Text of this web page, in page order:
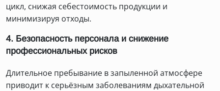
цикл, снижая себестоимость продукции и
минимизируя отходы.
4. Безопасность персонала и снижение
профессиональных рисков
Длительное пребывание в запыленной атмосфере
приводит к серьёзным заболеваниям дыхательной